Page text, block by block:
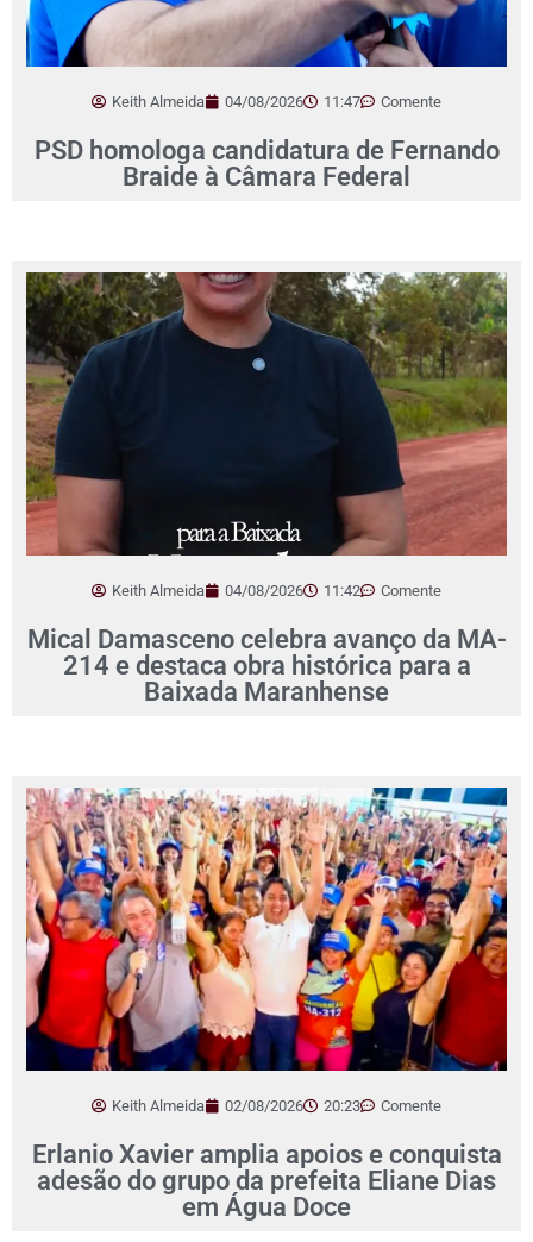
Keith Almeida 04/08/2026 11:47 Comente
PSD homologa candidatura de Fernando
Braide à Câmara Federal
Keith Almeida 04/08/2026 11:42 Comente
Mical Damasceno celebra avanço da MA-
214 e destaca obra histórica para a
Baixada Maranhense
Keith Almeida 02/08/2026 20:23 Comente
Erlanio Xavier amplia apoios e conquista
adesão do grupo da prefeita Eliane Dias
em Água Doce